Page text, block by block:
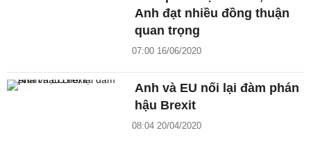
Anh đạt nhiều đồng thuận
quan trọng
07:00 16/06/2020
Anh và EU nối lại đàm phán
hậu Brexit
08:04 20/04/2020